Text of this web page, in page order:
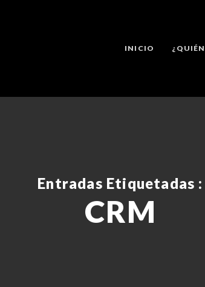
INICIO
Entradas Etiquetadas :
CRM